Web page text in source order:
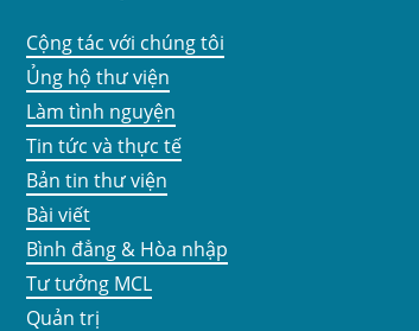
Cộng tác với chúng tôi
Ủng hộ thư viện
Làm tình nguyện
Tin tức và thực tế
Bản tin thư viện
Bài viết
Bình đẳng & Hòa nhập
Tư tưởng MCL
Quản trị